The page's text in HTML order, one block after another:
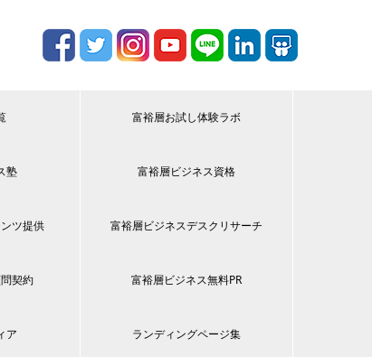
富裕層お試し体験ラボ
塾 富裕層ビジネス資格
ツ提供 富裕層ビジネスデスクリサーチ
契約 富裕層ビジネス無料PR
ア ランディングページ集